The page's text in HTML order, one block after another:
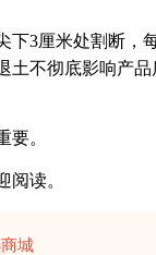
下3厘米处割断，
土不彻底影响产品
。
阅读。
城